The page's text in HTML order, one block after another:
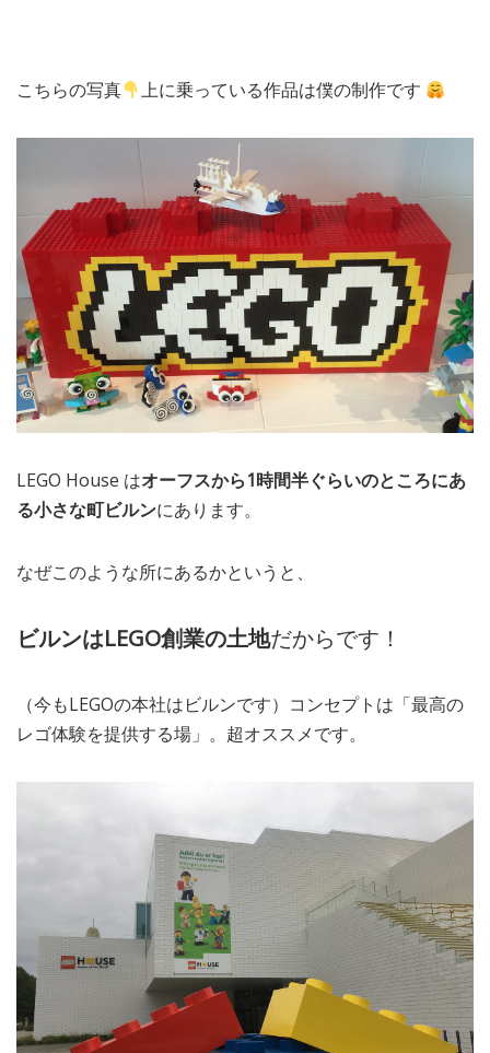
こちらの写真 上に乗っている作品は僕の制作です
LEGO House はオーフスから1時間半ぐらいのところにあ
る小さな町ビルンにあります。
なぜこのような所にあるかというと、
ビルンはLEGO創業の土地だからです！
（今もLEGOの本社はビルンです）コンセプトは「最高の
レゴ体験を提供する場」。超オススメです。